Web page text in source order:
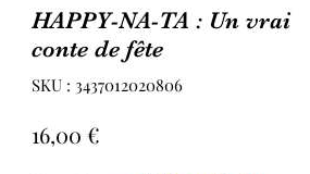
HAPPY-NA-TA : Un vrai
conte de fête
SKU : 3437012020806
16,00 €